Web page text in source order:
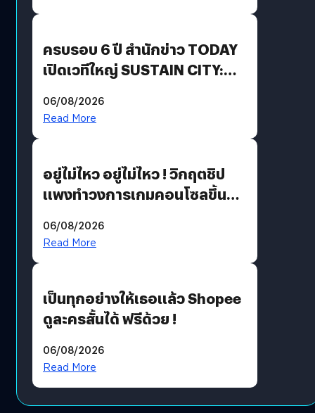
ครบรอบ 6 ปี สำนักข่าว TODAY
เปิดเวทีใหญ่ SUSTAIN CITY:
แนวทางปรับตัวสู่เศรษฐกิจสี
06/08/2026
Read More
อยู่ไม่ไหว อยู่ไม่ไหว ! วิกฤตชิป
แพงทำวงการเกมคอนโซลขึ้น
?
06/08/2026
Read More
เป็นทุกอย่างให้เธอแล้ว Shopee
ดูละครสั้นได้ ฟรีด้วย !
06/08/2026
Read More